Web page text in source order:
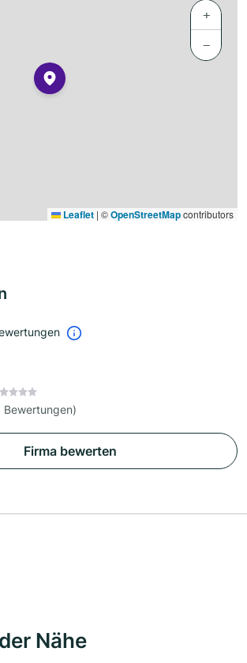
+
−
Leaflet | ©OpenStreetMapcontributors
Bewertungen)
Firma bewerten
Nähe